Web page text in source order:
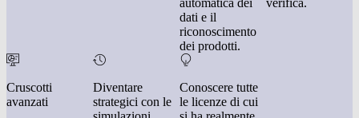
automatica dei
dati e il
riconoscimento
dei prodotti.
verifica.
Cruscotti
avanzati
Diventare
strategici con le
Conoscere tutte
le licenze di cui